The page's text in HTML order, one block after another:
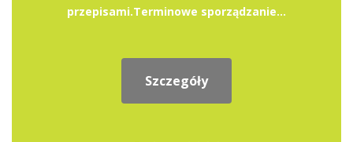
przepisami.Terminowe sporządzanie...
Szczegóły